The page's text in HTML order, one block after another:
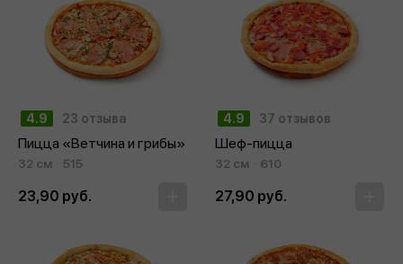
4.9 23 отзыва
Пицца «Ветчина и грибы»
32 см 515
23,90 руб.
4.9 37 отзывов
Шеф-пицца
32 см 610
27,90 руб.